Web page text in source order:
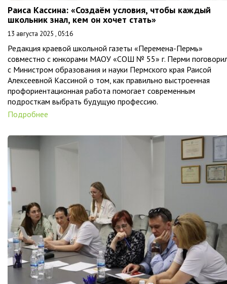
Раиса Кассина: «Создаём условия, чтобы каждый
школьник знал, кем он хочет стать»
13 августа 2025 , 05:16
Редакция краевой школьной газеты «Перемена-Пермь»
совместно с юнкорами МАОУ «СОШ № 55» г. Перми
с Министром образования и науки Пермского края Раисой
Алексеевной Кассиной о том, как правильно выстроенная
профориентационная работа помогает современным
подросткам выбрать будущую профессию.
Подробнее